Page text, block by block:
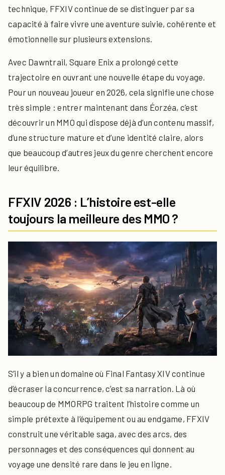
technique, FFXIV continue de se distinguer par sa
capacité à faire vivre une aventure suivie, cohérente et
émotionnelle sur plusieurs extensions.
Avec Dawntrail, Square Enix a prolongé cette
trajectoire en ouvrant une nouvelle étape du voyage.
Pour un nouveau joueur en 2026, cela signifie une chose
très simple : entrer maintenant dans Éorzéa, c’est
découvrir un MMO qui dispose déjà d’un contenu massif,
d’une structure mature et d’une identité claire, alors
que beaucoup d’autres jeux du genre cherchent encore
leur équilibre.
FFXIV 2026 : L’histoire est-elle
toujours la meilleure des MMO ?
S’il y a bien un domaine où Final Fantasy XIV continue
d’écraser la concurrence, c’est sa narration. Là où
beaucoup de MMORPG traitent l’histoire comme un
simple prétexte à l’équipement ou au endgame, FFXIV
construit une véritable saga, avec des arcs, des
personnages et des conséquences qui donnent au
voyage une densité rare dans le jeu en ligne.